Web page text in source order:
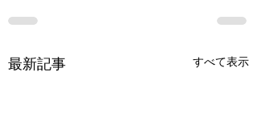
最新記事 すべて表示